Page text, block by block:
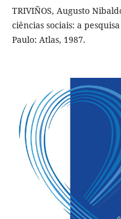
TRIVIÑOS, Augusto
ciências sociais: a
Paulo: Atlas, 1987.